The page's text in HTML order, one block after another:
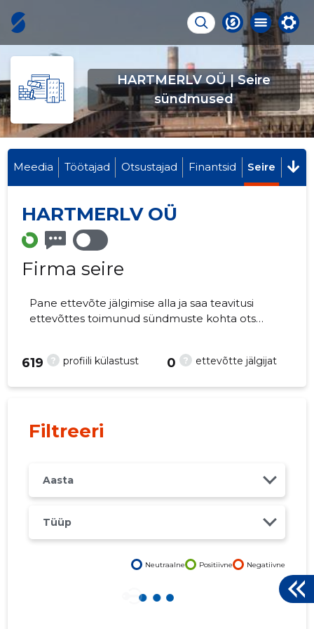
HARTMERLV OÜ | Seire
sündmused
Meedia Töötajad Otsustajad Finantsid Seire
HARTMERLV OÜ
Firma seire
Pane ettevõte jälgimise alla ja saa teavitusi
ettevõttes toimunud sündmuste kohta otse
? profiili külastust
619 ? ettevõtte jälgijat
0
Filtreeri
Aasta
Tüüp
Neutraalne Positiivne Negatiivne